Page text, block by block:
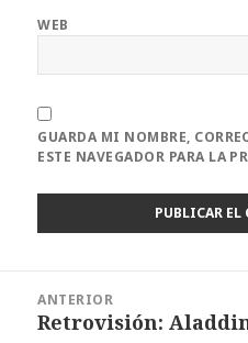
WEB
GUARDA MI NOMBRE,
ESTE NAVEGADOR PARA LA
entradas
ANTERIOR
Entrada
Retrovisión: